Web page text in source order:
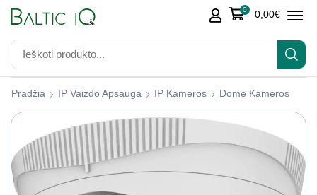
0 0,00€
Pradžia IP Vaizdo Apsauga IP Kameros Dome Kameros